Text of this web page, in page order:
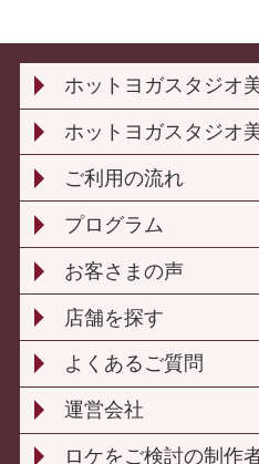
ホットヨガスタジオ
ホットヨガスタジオ
ご利用の流れ
プログラム
お客さまの声
店舗を探す
よくあるご質問
運営会社
ロケをご検討の制作